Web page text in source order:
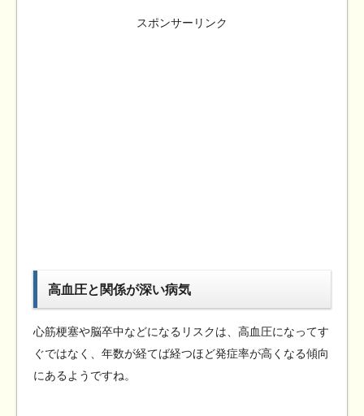
スポンサーリンク
高血圧と関係が深い病気
心筋梗塞や脳卒中などになるリスクは、高血圧になってす
ぐではなく、年数が経てば経つほど発症率が高くなる傾向
にあるようですね。